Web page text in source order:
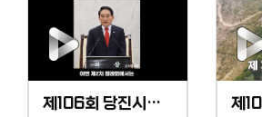
제106회 당진시의회 제2차 정례회 개회사